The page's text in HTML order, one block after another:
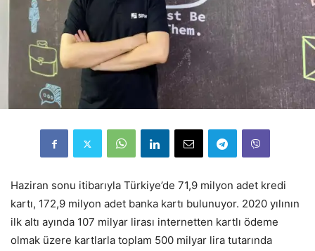
Haziran sonu itibarıyla Türkiye’de 71,9 milyon adet kredi
kartı, 172,9 milyon adet banka kartı bulunuyor. 2020 yılının
ilk altı ayında 107 milyar lirası internetten kartlı ödeme
olmak üzere kartlarla toplam 500 milyar lira tutarında